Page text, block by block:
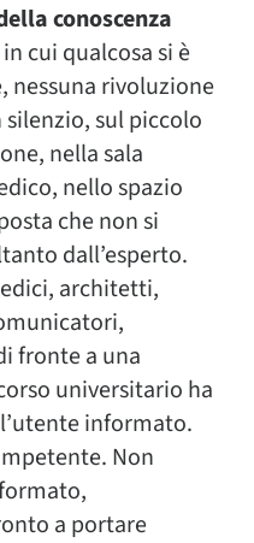
conoscenza
cui qualcosa si è
nessuna rivoluzione
sul piccolo
nella sala
nello spazio
che non si
dall’esperto.
architetti,
fronte a una
universitario ha
informato.
Non
a portare